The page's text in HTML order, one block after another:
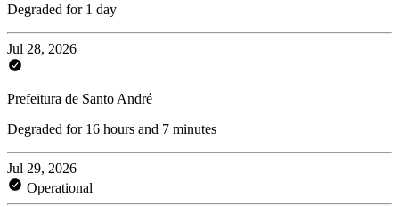
Degraded for 1 day
Jul 28, 2026
Prefeitura de Santo André
Degraded for 16 hours and 7 minutes
Jul 29, 2026
Operational